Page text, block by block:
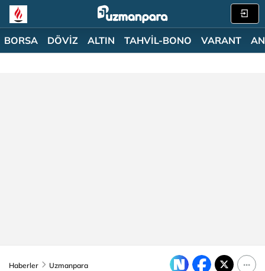
BORSA DÖVİZ ALTIN TAHVİL-BONO VARANT
Haberler Uzmanpara